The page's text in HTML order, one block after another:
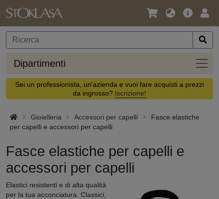
Lingua
Valuta
Offerta
Dipartimenti
Sei un professionista, un'azienda e vuoi fare acquisti a prezzi
da ingrosso? Iscrizione!
Gioielleria Accessori per capelli
Fasce elastiche
per capelli e accessori per capelli
Fasce elastiche per capelli e
accessori per capelli
Elastici resistenti e di alta qualità
per la tua acconciatura. Classici,